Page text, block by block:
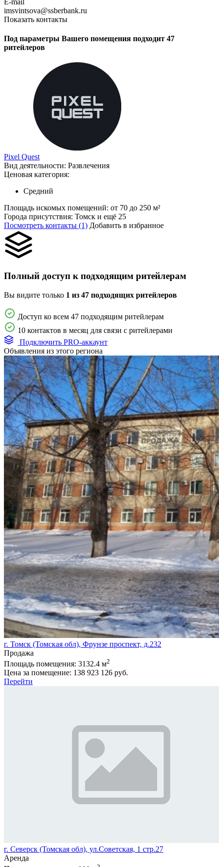
imsvintsova@ssberbank.ru
Показать контакты
Под параметры Вашего помещения подходит 47
ритейлеров
Pixel Quest
Вид деятельности: Развлечения
Ценовая категория:
Средний
Площадь искомых помещений: от 70 до 250 м²
Города присутствия: Томск и ещё 25
Посмотреть контакты (1) Добавить в избранное
Полный доступ к подходящим ритейлерам
Вы видите только 1 из 47 подходящих ритейлеров
Доступ ко всем 47 подходящим ритейлерам
10 контактов в месяц для связи с ритейлерами
Подключить PRO-аккаунт
Объявления из этого региона
г. Томск (Томская обл), Фрунзе проспект, д.232
Продажа
Площадь помещения: 3132.4 м2
Цена за помещение: 138 923 126 руб.
Перейти
г. Северск (Томская обл), ул.Советская, 1 стр.27
Аренда